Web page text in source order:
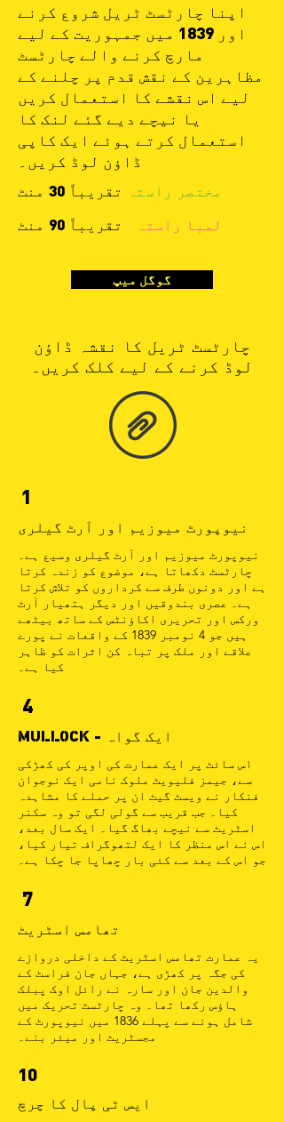
اپنا چارٹسٹ ٹریل شروع کرنے
اور 1839 میں جمہوریت کے لیے
مارچ کرنے والے چارٹسٹ
مظاہرین کے نقش قدم پر چلنے کے
لیے اس نقشے کا استعمال کریں
یا نیچے دیے گئے لنک کا
استعمال کرتے ہوئے ایک کاپی
ڈاؤن لوڈ کریں۔
مختصر راستہ تقریباً 30 منٹ
لمبا راستہ تقریباً 90 منٹ
گوگل میپ
چارٹسٹ ٹریل کا نقشہ ڈاؤن
لوڈ کرنے کے لیے کلک کریں۔
1
نیوپورٹ میوزیم اور آرٹ گیلری
نیوپورٹ میوزیم اور آرٹ گیلری وسیع ہے۔
چارٹسٹ دکھاتا ہے، موضوع کو زندہ کرتا
ہے اور دونوں طرف سے کرداروں کو تلاش کرتا
ہے۔ عصری بندوقیں اور دیگر ہتھیار آرٹ
ورکس اور تحریری اکاؤنٹس کے ساتھ بیٹھے
ہیں جو 4 نومبر 1839 کے واقعات نے پورے
علاقے اور ملک پر تباہ کن اثرات کو ظاہر
کیا ہے۔
4
MULLOCK - ایک گواہ
اس سائٹ پر ایک عمارت کی اوپر کی کھڑکی
سے، جیمز فلیویٹ ملوک نامی ایک نوجوان
فنکار نے ویسٹ گیٹ ان پر حملے کا مشاہدہ
کیا۔ جب قریب سے گولی لگی تو وہ سکنر
اسٹریٹ سے نیچے بھاگ گیا۔ ایک سال بعد،
اس نے اس منظر کا ایک لتھوگراف تیار کیا،
جو اس کے بعد سے کئی بار چھاپا جا چکا ہے۔
7
تھامس اسٹریٹ
یہ عمارت تھامس اسٹریٹ کے داخلی دروازے
کی جگہ پر کھڑی ہے، جہاں جان فراسٹ کے
والدین جان اور سارہ نے رائل اوک پبلک
ہاؤس رکھا تھا۔ وہ چارٹسٹ تحریک میں
شامل ہونے سے پہلے 1836 میں نیوپورٹ کے
مجسٹریٹ اور میئر بنے۔
10
ایس ٹی پال کا چرچ